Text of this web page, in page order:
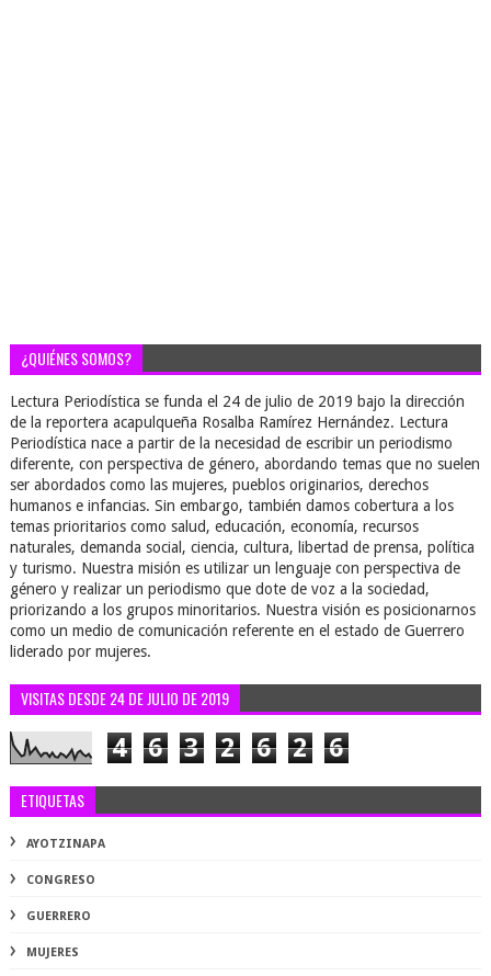
¿QUIÉNES SOMOS?
Lectura Periodística se funda el 24 de julio de 2019 bajo la dirección
de la reportera acapulqueña Rosalba Ramírez Hernández. Lectura
Periodística nace a partir de la necesidad de escribir un periodismo
diferente, con perspectiva de género, abordando temas que no suelen
ser abordados como las mujeres, pueblos originarios, derechos
humanos e infancias. Sin embargo, también damos cobertura a los
temas prioritarios como salud, educación, economía, recursos
naturales, demanda social, ciencia, cultura, libertad de prensa, política
y turismo. Nuestra misión es utilizar un lenguaje con perspectiva de
género y realizar un periodismo que dote de voz a la sociedad,
priorizando a los grupos minoritarios. Nuestra visión es posicionarnos
como un medio de comunicación referente en el estado de Guerrero
liderado por mujeres.
VISITAS DESDE 24 DE JULIO DE 2019
4 6 3 2 6 2 6
ETIQUETAS
AYOTZINAPA
CONGRESO
GUERRERO
MUJERES